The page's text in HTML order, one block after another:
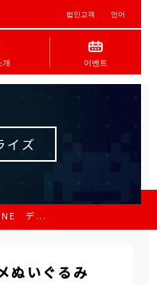
법인고객 언어
개 이벤트
イズ
デ...
ぬいぐるみ